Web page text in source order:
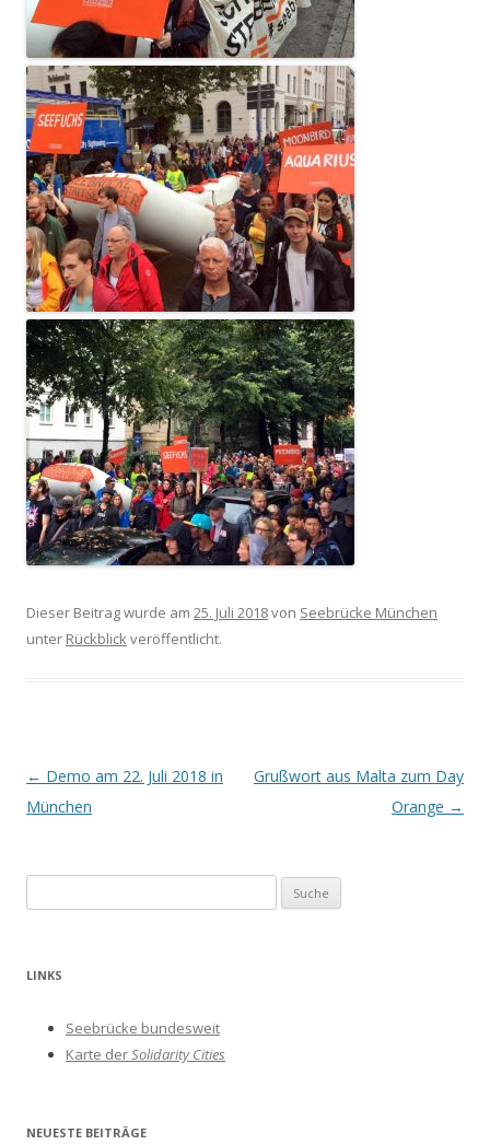
Dieser Beitrag wurde am 25. Juli 2018von Seebrücke München
unter Rückblickveröffentlicht.
Beitrags-
Navigation
← Demo am 22. Juli 2018 in
München
Grußwort aus Malta zum Day
Orange →
u
h
:
LINKS
Seebrücke bundesweit
Karte derSolidarity Cities
NEUESTE BEITRÄGE